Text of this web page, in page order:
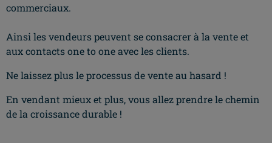
commerciaux.
Ainsi les vendeurs peuvent se consacrer à la vente et
aux contacts one to one avec les clients.
Ne laissez plus le processus de vente au hasard !
En vendant mieux et plus, vous allez prendre le chemin
de la croissance durable !